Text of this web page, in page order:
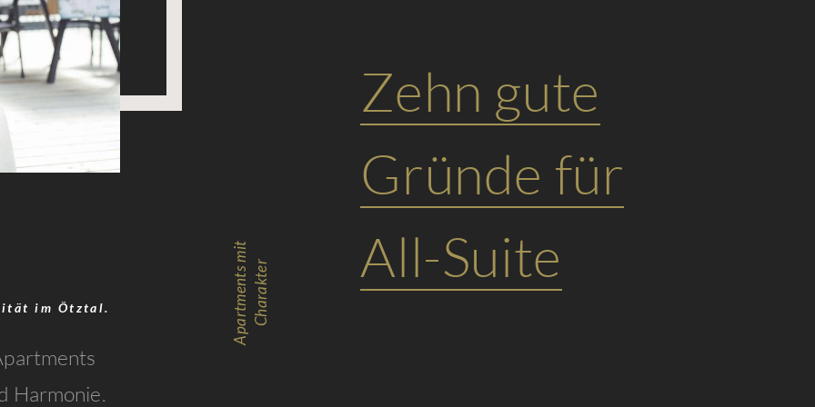
im Ötztal.
Harmonie.
Apartments mitCharakter
Zehn gute
Gründe für
All-Suite